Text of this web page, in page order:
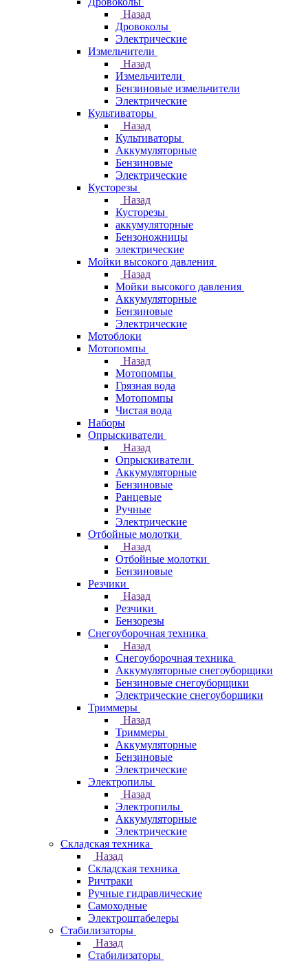
Назад
Дровоколы
Электрические
Измельчители
Назад
Измельчители
Бензиновые измельчители
Электрические
Культиваторы
Назад
Культиваторы
Аккумуляторные
Бензиновые
Электрические
Кусторезы
Назад
Кусторезы
аккумуляторные
Бензоножницы
электрические
Мойки высокого давления
Назад
Мойки высокого давления
Аккумуляторные
Бензиновые
Электрические
Мотоблоки
Мотопомпы
Назад
Мотопомпы
Грязная вода
Мотопомпы
Чистая вода
Наборы
Опрыскиватели
Назад
Опрыскиватели
Аккумуляторные
Бензиновые
Ранцевые
Ручные
Электрические
Отбойные молотки
Назад
Отбойные молотки
Бензиновые
Резчики
Назад
Резчики
Бензорезы
Снегоуборочная техника
Назад
Снегоуборочная техника
Аккумуляторные снегоуборщики
Бензиновые снегоуборщики
Электрические снегоуборщики
Триммеры
Назад
Триммеры
Аккумуляторные
Бензиновые
Электрические
Электропилы
Назад
Электропилы
Аккумуляторные
Электрические
Складская техника
Назад
Складская техника
Ричтраки
Ручные гидравлические
Самоходные
Электроштабелеры
Стабилизаторы
Назад
Стабилизаторы